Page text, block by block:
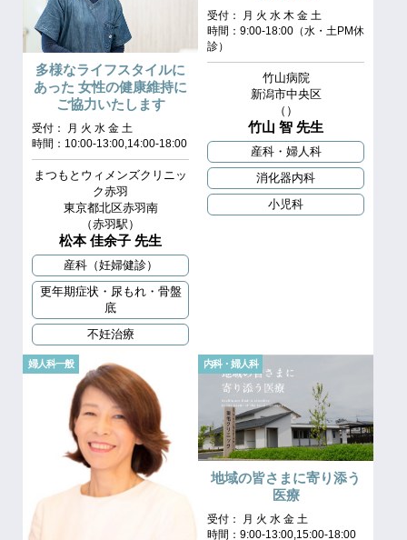
多様なライフスタイルに
あった 女性の健康維持に
ご協力いたします
受付： 月 火 水 金 土
時間：10:00-13:00,14:00-18:00
まつもとウィメンズクリニッ
ク赤羽
東京都北区赤羽南
（赤羽駅）
松本 佳余子 先生
産科（妊婦健診）
更年期症状・尿もれ・骨盤
底
不妊治療
受付： 月 火 水 木 金 土
時間：9:00-18:00（水・土PM休
診）
竹山病院
新潟市中央区
（）
竹山 智 先生
産科・婦人科
消化器内科
小児科
婦人科一般 内科・婦人科
地域の皆さまに寄り添う
医療
受付： 月 火 水 金 土
時間：9:00-13:00,15:00-18:00